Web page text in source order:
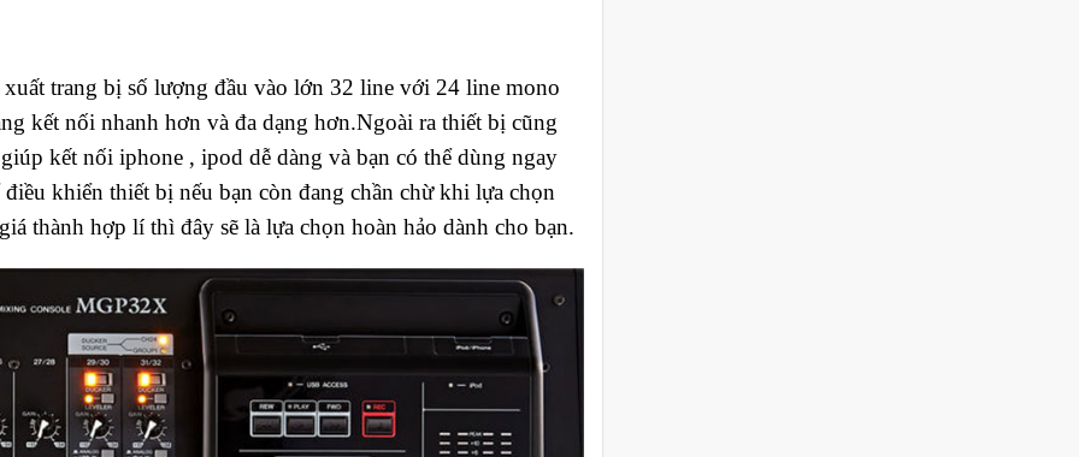
trang bị số lượng đầu vào lớn 32 line với 24 line mono
kết nối nhanh hơn và đa dạng hơn.Ngoài ra thiết bị cũng
kết nối iphone , ipod dễ dàng và bạn có thể dùng ngay
khiển thiết bị nếu bạn còn đang chần chừ khi lựa chọn
thành hợp lí thì đây sẽ là lựa chọn hoàn hảo dành cho bạn.